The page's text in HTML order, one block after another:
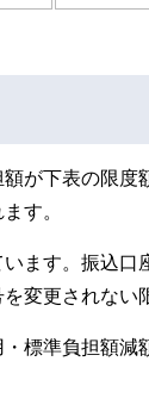
が下表の限
す。
ます。振込口
変更されない
準負担額減